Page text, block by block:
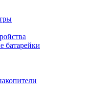
батарейки